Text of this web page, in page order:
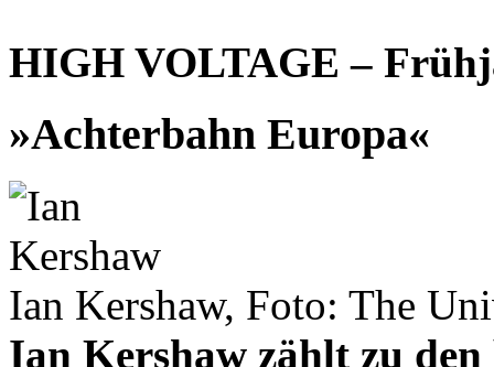
HIGH VOLTAGE –
»Achterbahn Europa«
Ian Kershaw, Foto: The
Ian Kershaw zählt zu